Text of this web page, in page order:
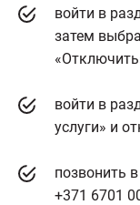
войти в
затем
войти в
услуги» и
позвонить
+371 6701